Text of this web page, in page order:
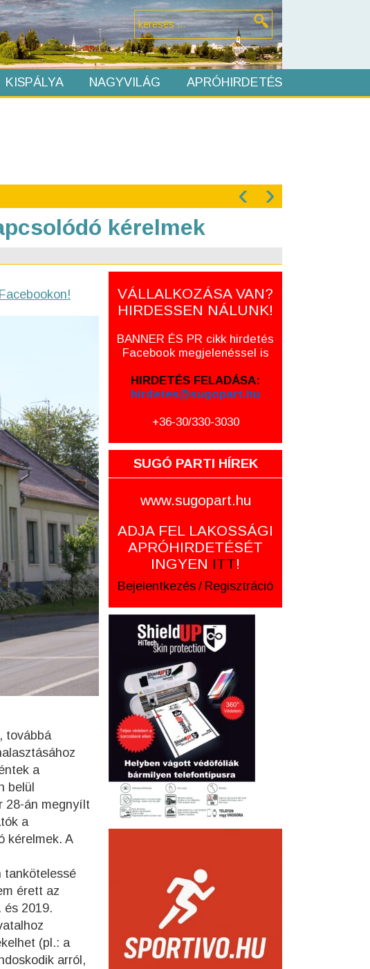
KISPÁLYA NAGYVILÁG APRÓHIRDETÉS
‹ ›
kérelmek
továbbá
a
belül
28-án megnyílt
a
kérelmek. A
tankötelessé
érett az
és 2019.
(pl.: a
arról,
VÁLLALKOZÁSA VAN?
HIRDESSEN NÁLUNK!
BANNER ÉS PR cikk hirdetés
Facebook megjelenéssel is
HIRDETÉS FELADÁSA:
hirdetes@sugopart.hu
+36-30/330-3030
SUGÓ PARTI HÍREK
www.sugopart.hu
ADJA FEL LAKOSSÁGI
APRÓHIRDETÉSÉT
INGYEN ITT!
Bejelentkezés / Regisztráció